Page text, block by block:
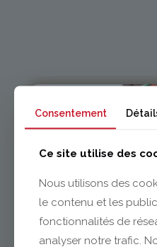
04
Consentement
Ce site utilise des
Nous utilisons des
le contenu et les
fonctionnalités de
analyser notre trafic.